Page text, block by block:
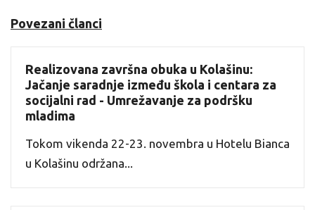
Povezani članci
Realizovana završna obuka u Kolašinu:
Jačanje saradnje između škola i centara za
socijalni rad - Umrežavanje za podršku
mladima
Tokom vikenda 22-23. novembra u Hotelu Bianca
u Kolašinu održana...